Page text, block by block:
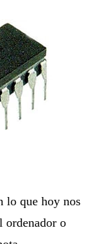
lo que hoy nos
ordenador o